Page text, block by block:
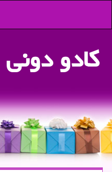
كادو دونی